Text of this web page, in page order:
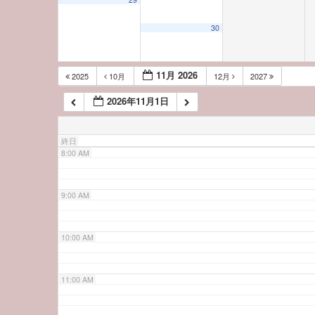
30
2025 10月 11月 2026 12月 2027
2026年11月1日
終日
6:00 AM
7:00 AM
8:00 AM
9:00 AM
10:00 AM
11:00 AM